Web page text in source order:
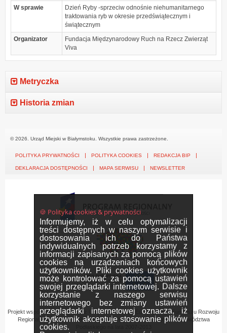
🍪 Polityka cookies & prywatności
Informujemy, iż w celu optymalizacji
treści dostępnych w naszym serwisie i
dostosowania ich do Państwa
indywidualnych potrzeb korzystamy z
informacji zapisanych za pomocą plików
cookies na urządzeniach końcowych
użytkowników. Pliki cookies użytkownik
może kontrolować za pomocą ustawień
swojej przeglądarki internetowej. Dalsze
korzystanie z naszego serwisu
internetowego bez zmiany ustawień
przeglądarki internetowej oznacza, iż
użytkownik akceptuje stosowanie plików
cookies.
W sprawie
Dzień Ryby -sprzeciw odnośnie niehumanitarnego
traktowania ryb w okresie przedświątecznym i
świątecznym
Organizator
Fundacja Międzynarodowy Ruch na Rzecz Zwierząt
Viva
Metryczka
Historia zmian
© 2026. Urząd Miejski w Białymstoku. Wszystkie prawa zastrzeżone.
POLITYKA PRYWATNOŚCI POLITYKA COOKIES REDAKCJA BIP
DEKLARACJA DOSTĘPNOŚCI MAPA SERWISU NEWSLETTER
Projekt współfinansowany przez Unię Europejską z Europejskiego Funduszu Rozwoju
Regionalnego w ramach Regionalnego Programu Operacyjnego Województwa